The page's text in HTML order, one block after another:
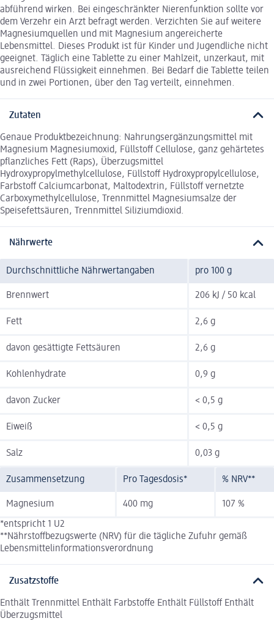
abführend wirken. Bei eingeschränkter Nierenfunktion sollte vor
dem Verzehr ein Arzt befragt werden. Verzichten Sie auf weitere
Magnesiumquellen und mit Magnesium angereicherte
Lebensmittel. Dieses Produkt ist für Kinder und Jugendliche nicht
geeignet. Täglich eine Tablette zu einer Mahlzeit, unzerkaut, mit
ausreichend Flüssigkeit einnehmen. Bei Bedarf die Tablette teilen
und in zwei Portionen, über den Tag verteilt, einnehmen.
Zutaten
Genaue Produktbezeichnung: Nahrungsergänzungsmittel mit
Magnesium Magnesiumoxid, Füllstoff Cellulose, ganz gehärtetes
pflanzliches Fett (Raps), Überzugsmittel
Hydroxypropylmethylcellulose, Füllstoff Hydroxypropylcellulose,
Farbstoff Calciumcarbonat, Maltodextrin, Füllstoff vernetzte
Carboxymethylcellulose, Trennmittel Magnesiumsalze der
Speisefettsäuren, Trennmittel Siliziumdioxid.
Nährwerte
Durchschnittliche Nährwertangaben pro 100 g
Brennwert 206 kJ / 50 kcal
Fett 2,6 g
davon gesättigte Fettsäuren 2,6 g
Kohlenhydrate 0,9 g
davon Zucker < 0,5 g
Eiweiß < 0,5 g
Salz 0,03 g
Zusammensetzung Pro Tagesdosis* % NRV**
Magnesium 400 mg 107 %
*entspricht 1 U2
**Nährstoffbezugswerte (NRV) für die tägliche Zufuhr gemäß
Lebensmittelinformationsverordnung
Zusatzstoffe
Enthält Trennmittel Enthält Farbstoffe Enthält Füllstoff Enthält
Überzugsmittel